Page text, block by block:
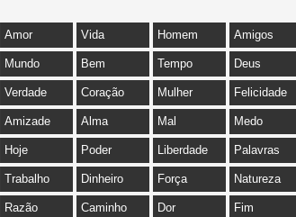
Amor Vida Homem Amigos
Mundo Bem Tempo Deus
Verdade Coração Mulher Felicidade
Amizade Alma Mal Medo
Hoje Poder Liberdade Palavras
Trabalho Dinheiro Força Natureza
Razão Caminho Dor Fim